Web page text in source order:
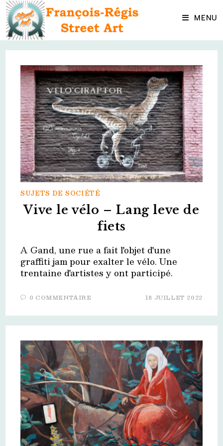
Skip
content MENU
SUJETS DE SOCIÉTÉ
Vive le vélo – Lang leve de
fiets
A Gand, une rue a fait l'objet d'une
graffiti jam pour exalter le vélo. Une
trentaine d'artistes y ont participé.
0 COMMENTAIRE 18 JUILLET 2022